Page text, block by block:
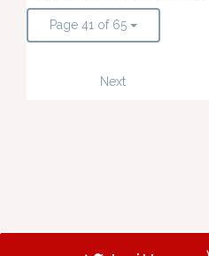
Page 41 of 65
Next